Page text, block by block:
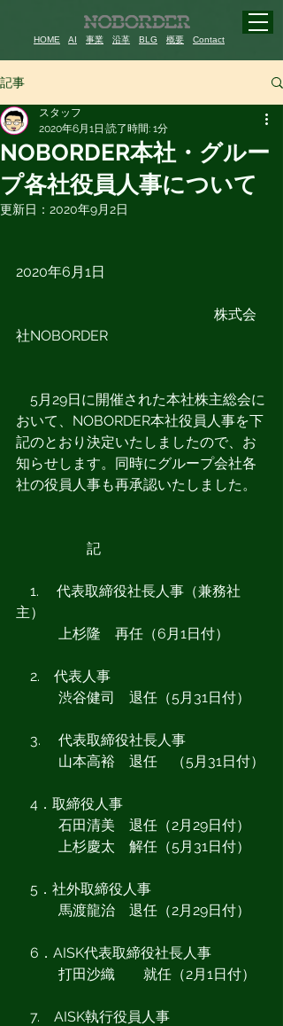
HOME AI 事業 沿革 BLG 概要 Contact
記事
NOBORDER本社・グルー
プ各社役員人事について
スタッフ
2020年6月1日 読了時間: 1分
更新日： 2020年9月2日
2020年6月1日
株式会
社NOBORDER
5月29日に開催された本社株主総会に
おいて、NOBORDER本社役員人事を下
記のとおり決定いたしましたので、お
知らせします。同時にグループ会社各
社の役員人事も再承認いたしました。
記
1. 　代表取締役社長人事（兼務社
主）
上杉隆　再任（6月1日付）
2.　代表人事
渋谷健司　退任（5月31日付）
3. 　代表取締役社長人事
山本高裕　退任　（5月31日付）
4．取締役人事
石田清美　退任（2月29日付）
上杉慶太　解任（5月31日付）
5．社外取締役人事
馬渡龍治　退任（2月29日付）
6．AISK代表取締役社長人事
打田沙織　　就任（2月1日付）
7.　AISK執行役員人事